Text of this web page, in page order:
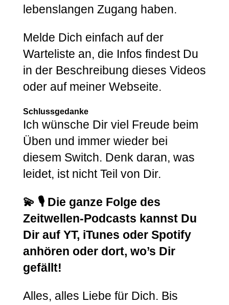
lebenslangen Zugang haben.
Melde Dich einfach auf der
Warteliste an, die Infos findest Du
in der Beschreibung dieses Videos
oder auf meiner Webseite.
Schlussgedanke
Ich wünsche Dir viel Freude beim
Üben und immer wieder bei
diesem Switch. Denk daran, was
leidet, ist nicht Teil von Dir.
💫 🎙️ Die ganze Folge des
Zeitwellen-Podcasts kannst Du
Dir auf YT, iTunes oder Spotify
anhören oder dort, wo’s Dir
gefällt!
Alles, alles Liebe für Dich. Bis